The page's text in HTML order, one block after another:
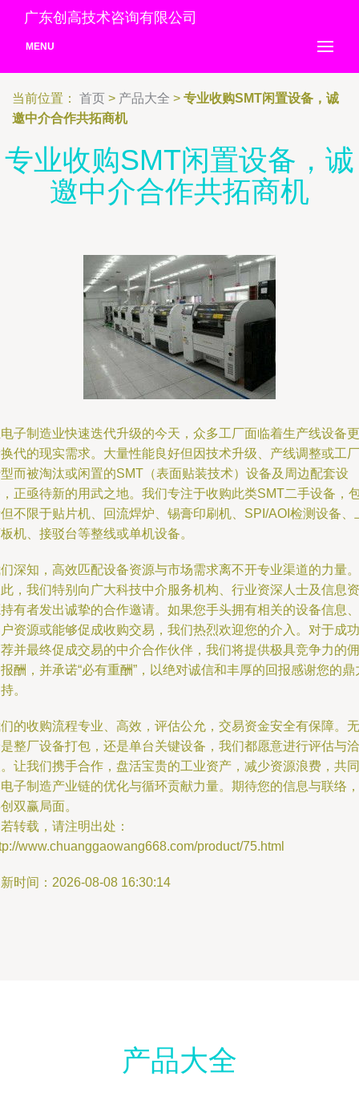
广东创高技术咨询有限公司
MENU
当前位置： 首页 > 产品大全 > 专业收购SMT闲置设备，诚
邀中介合作共拓商机
专业收购SMT闲置设备，诚
邀中介合作共拓商机
子制造业快速迭代升级的今天，众多工厂面临着生产线设备更
代的现实需求。大量性能良好但因技术升级、产线调整或工厂
而被淘汰或闲置的SMT（表面贴装技术）设备及周边配套设
正亟待新的用武之地。我们专注于收购此类SMT二手设备，
不限于贴片机、回流焊炉、锡膏印刷机、SPI/AOI检测设备、
机、接驳台等整线或单机设备。
深知，高效匹配设备资源与市场需求离不开专业渠道的力量。
，我们特别向广大科技中介服务机构、行业资深人士及信息资
有者发出诚挚的合作邀请。如果您手头拥有相关的设备信息、
资源或能够促成收购交易，我们热烈欢迎您的介入。对于成功
并最终促成交易的中介合作伙伴，我们将提供极具竞争力的佣
酬，并承诺“必有重酬”，以绝对诚信和丰厚的回报感谢您的鼎
。
的收购流程专业、高效，评估公允，交易资金安全有保障。无
整厂设备打包，还是单台关键设备，我们都愿意进行评估与洽
让我们携手合作，盘活宝贵的工业资产，减少资源浪费，共同
子制造产业链的优化与循环贡献力量。期待您的信息与联络，
双赢局面。
转载，请注明出处：
www.chuanggaowang668.com/product/75.html
时间：2026-08-08 16:30:14
产品大全